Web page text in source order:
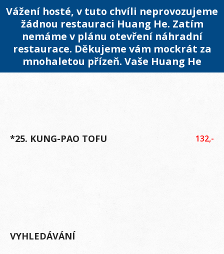
Vážení hosté, v tuto chvíli neprovozujeme
žádnou restauraci Huang He. Zatím
nemáme v plánu otevření náhradní
restaurace. Děkujeme vám mockrát za
mnohaletou přízeň. Vaše Huang He
*25. KUNG-PAO TOFU 132,-
VYHLEDÁVÁNÍ